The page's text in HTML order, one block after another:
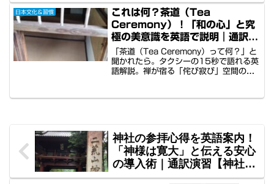
え、ゲストの体験を一生の思い出にする
ための完全ガイドです。
日本文化＆習慣
これは何？茶道（Tea
Ceremony）！「和の心」と究
極の美意識を英語で説明｜通訳ガ
イド解説・音声付
「茶道（Tea Ceremony）って何？」と
聞かれたら。タクシーの15秒で語れる英
語解説。禅が宿る「侘び寂び」空間の秘
5つの視点で「飲む瞑想」とも言われる
神社の参拝心得を英語案内！
「神様は寛大」と伝える安心
の導入術｜通訳演習【神社
0.】A級シリーズ